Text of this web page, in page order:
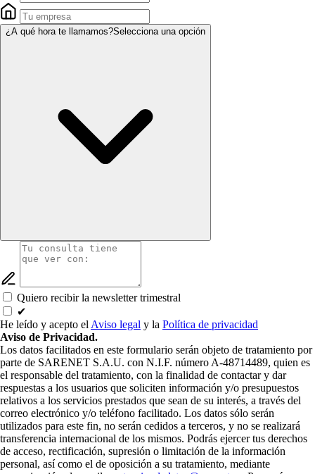
¿A qué hora te llamamos?Selecciona una opción
Quiero recibir la newsletter trimestral
✔
He leído y acepto el Aviso legal y la Política de privacidad
Aviso de Privacidad.
Los datos facilitados en este formulario serán objeto de tratamiento por
parte de SARENET S.A.U. con N.I.F. número A-48714489, quien es
el responsable del tratamiento, con la finalidad de contactar y dar
respuestas a los usuarios que soliciten información y/o presupuestos
relativos a los servicios prestados que sean de su interés, a través del
correo electrónico y/o teléfono facilitado. Los datos sólo serán
utilizados para este fin, no serán cedidos a terceros, y no se realizará
transferencia internacional de los mismos. Podrás ejercer tus derechos
de acceso, rectificación, supresión o limitación de la información
personal, así como el de oposición a su tratamiento, mediante